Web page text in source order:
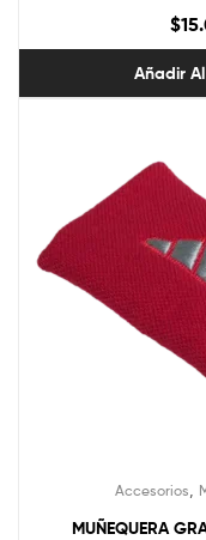
$
Añadir
Accesorios
MUÑEQUERA